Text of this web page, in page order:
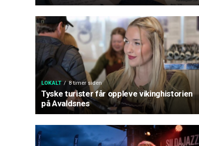
LOKALT 8 timer siden
Tyske turister får oppleve vikinghistorien
på Avaldsnes